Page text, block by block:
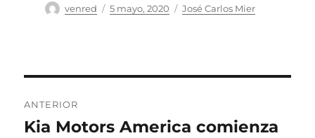
Autor
venred
Publicado
5 mayo, 2020 Categorías
José Carlos Mier
de
ANTERIOR
Entrada
Kia Motors America comienza